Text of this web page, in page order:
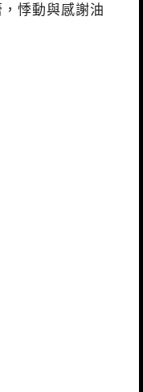
悸動與感謝油